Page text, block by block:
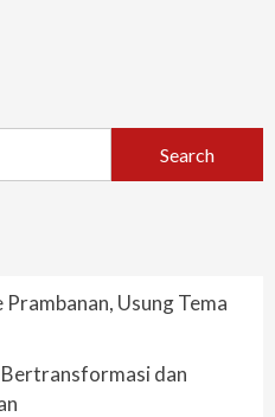
Usung Tema
dan